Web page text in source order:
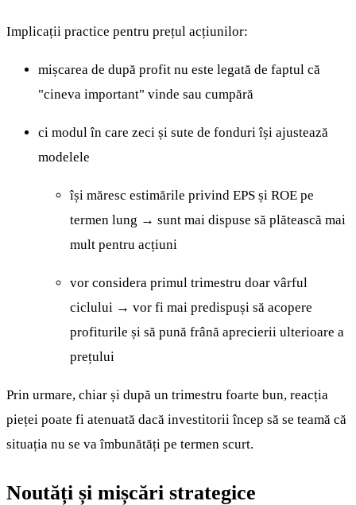
Implicații practice pentru prețul acțiunilor:
mișcarea de după profit nu este legată de faptul că
"cineva important" vinde sau cumpără
ci modul în care zeci și sute de fonduri își ajustează
modelele
își măresc estimările privind EPS și ROE pe
termen lung → sunt mai dispuse să plătească mai
mult pentru acțiuni
vor considera primul trimestru doar vârful
ciclului → vor fi mai predispuși să acopere
profiturile și să pună frână aprecierii ulterioare a
prețului
Prin urmare, chiar și după un trimestru foarte bun, reacția
pieței poate fi atenuată dacă investitorii încep să se teamă că
situația nu se va îmbunătăți pe termen scurt.
Noutăți și mișcări strategice